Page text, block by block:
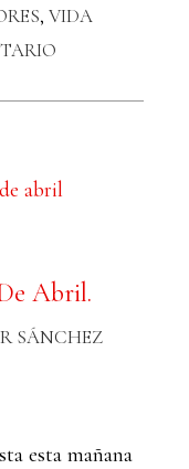
, VIDA
Abril.
SÁNCHEZ
esta mañana